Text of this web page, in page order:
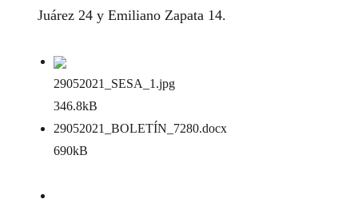
Juárez 24 y Emiliano Zapata 14.
29052021_SESA_1 .jpg
346.8kB
29052021_BOLETÍN_7280.docx
690kB